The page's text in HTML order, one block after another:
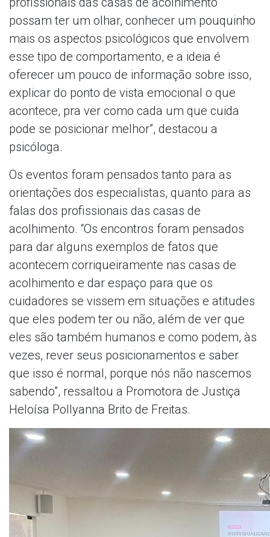
possam ter um olhar, conhecer um pouquinho
mais os aspectos psicológicos que envolvem
esse tipo de comportamento, e a ideia é
oferecer um pouco de informação sobre isso,
explicar do ponto de vista emocional o que
acontece, pra ver como cada um que cuida
pode se posicionar melhor”, destacou a
psicóloga.
Os eventos foram pensados tanto para as
orientações dos especialistas, quanto para as
falas dos profissionais das casas de
acolhimento. “Os encontros foram pensados
para dar alguns exemplos de fatos que
acontecem corriqueiramente nas casas de
acolhimento e dar espaço para que os
cuidadores se vissem em situações e atitudes
que eles podem ter ou não, além de ver que
eles são também humanos e como podem, às
vezes, rever seus posicionamentos e saber
que isso é normal, porque nós não nascemos
sabendo”, ressaltou a Promotora de Justiça
Heloísa Pollyanna Brito de Freitas.